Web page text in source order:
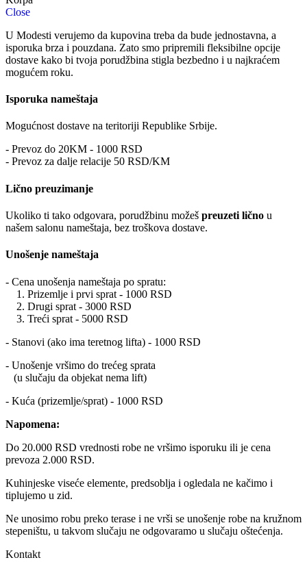
Close
U Modesti verujemo da kupovina treba da bude jednostavna, a
isporuka brza i pouzdana. Zato smo pripremili fleksibilne opcije
dostave kako bi tvoja porudžbina stigla bezbedno i u najkraćem
mogućem roku.
Isporuka nameštaja
Mogućnost dostave na teritoriji Republike Srbije.
- Prevoz do 20KM - 1000 RSD
- Prevoz za dalje relacije 50 RSD/KM
Lično preuzimanje
Ukoliko ti tako odgovara, porudžbinu možeš preuzeti lično u
našem salonu nameštaja, bez troškova dostave.
Unošenje nameštaja
- Cena unošenja nameštaja po spratu:
1. Prizemlje i prvi sprat - 1000 RSD
2. Drugi sprat - 3000 RSD
3. Treći sprat - 5000 RSD
- Stanovi (ako ima teretnog lifta) - 1000 RSD
- Unošenje vršimo do trećeg sprata
(u slučaju da objekat nema lift)
- Kuća (prizemlje/sprat) - 1000 RSD
Napomena:
Do 20.000 RSD vrednosti robe ne vršimo isporuku ili je cena
prevoza 2.000 RSD.
Kuhinjeske viseće elemente, predsoblja i ogledala ne kačimo i
tiplujemo u zid.
Ne unosimo robu preko terase i ne vrši se unošenje robe na kružnom
stepeništu, u takvom slučaju ne odgovaramo u slučaju oštećenja.
Kontakt